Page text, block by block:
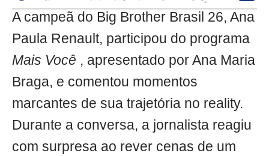
A campeã do Big Brother Brasil 26, Ana
Paula Renault, participou do programa
Mais Você , apresentado por Ana Maria
Braga, e comentou momentos
marcantes de sua trajetória no reality.
Durante a conversa, a jornalista reagiu
com surpresa ao rever cenas de um